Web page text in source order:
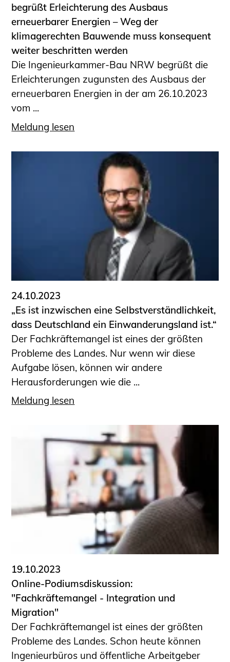
begrüßt Erleichterung des Ausbaus
erneuerbarer Energien – Weg der
klimagerechten Bauwende muss konsequent
weiter beschritten werden
Die Ingenieurkammer-Bau NRW begrüßt die
Erleichterungen zugunsten des Ausbaus der
erneuerbaren Energien in der am 26.10.2023
vom ...
Meldung lesen
24.10.2023
„Es ist inzwischen eine Selbstverständlichkeit,
dass Deutschland ein Einwanderungsland ist.“
Der Fachkräftemangel ist eines der größten
Probleme des Landes. Nur wenn wir diese
Aufgabe lösen, können wir andere
Herausforderungen wie die ...
Meldung lesen
19.10.2023
Online-Podiumsdiskussion:
"Fachkräftemangel - Integration und
Migration"
Der Fachkräftemangel ist eines der größten
Probleme des Landes. Schon heute können
Ingenieurbüros und öffentliche Arbeitgeber